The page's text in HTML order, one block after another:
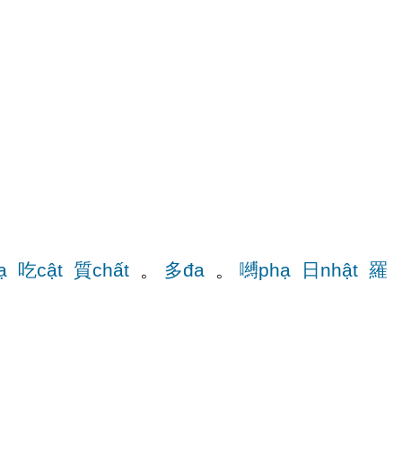
吃cật 質chất 。 多đa 。 嚩phạ 日nhật 羅